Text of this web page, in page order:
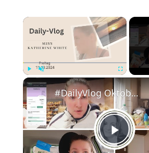
×
Play
#DailyVlog Oktober 2024 | XL Vorratskammer Food Haul | Arbeit an neuen Projekten.